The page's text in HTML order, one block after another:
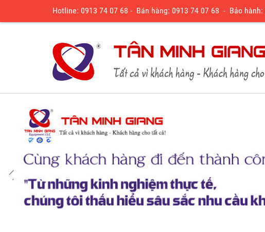
Hotline: 0913 74 07 68 - Bán hàng: 0913 74 07 68 - Bảo hành: